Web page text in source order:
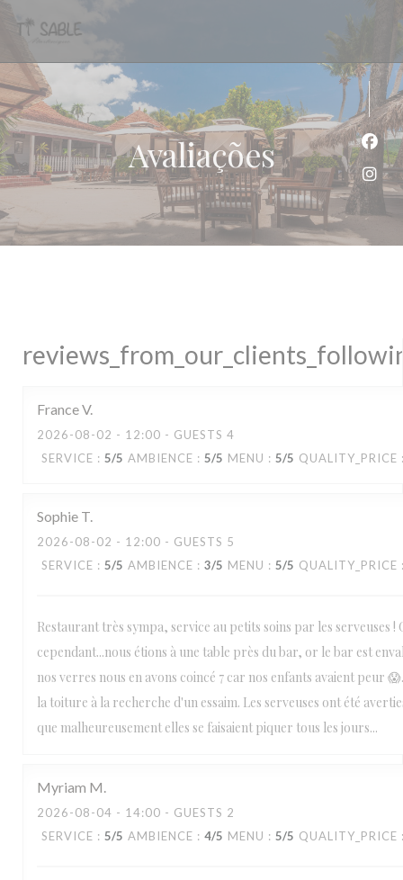
Avaliações
FranceV
2026-08-02 - 12:00 - GUESTS 4
SERVICE : 5/5 AMBIENCE : 5/5 MENU : 5/5 QUALITY_PRICE
Sophie T
2026-08-02 - 12:00 - GUESTS 5
SERVICE : 5/5 AMBIENCE : 3/5 MENU : 5/5 QUALITY_PRICE
Restaurant très sympa, service au petits soins par les serveuses !
cependant...nous étions à une table près du bar, or le bar est
nos verres nous en avons coincé 7 car nos enfants avaient peur
la toiture à la recherche d'un essaim. Les serveuses ont été
que malheureusement elles se faisaient piquer tous les jours...
Myriam M
2026-08-04 - 14:00 - GUESTS 2
SERVICE : 5/5 AMBIENCE : 4/5 MENU : 5/5 QUALITY_PRICE